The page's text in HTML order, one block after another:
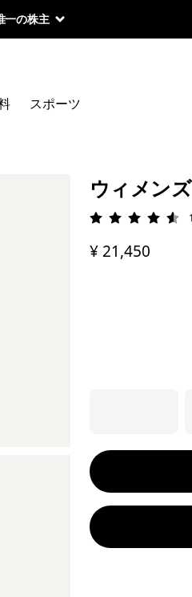
一の株主
スポーツ
ウィメン
評価: 4.6 /
¥ 21,450